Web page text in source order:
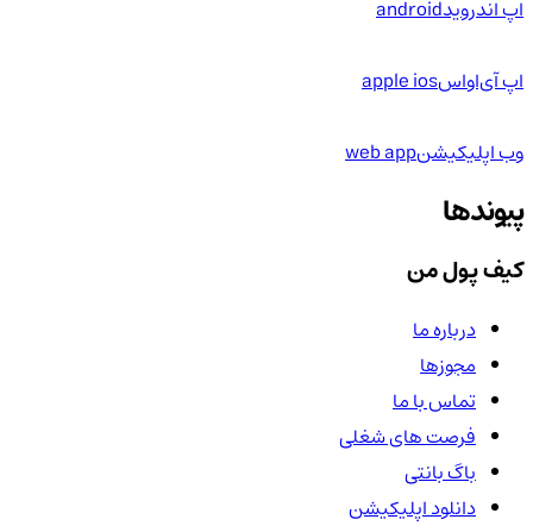
اپ اندرویدandroid
اپ آی‌او‌اسapple ios
وب اپلیکیشنweb app
پیوندها
کیف پول من
درباره ما
مجوزها
تماس با ما
فرصت های شغلی
باگ بانتی
دانلود اپلیکیشن